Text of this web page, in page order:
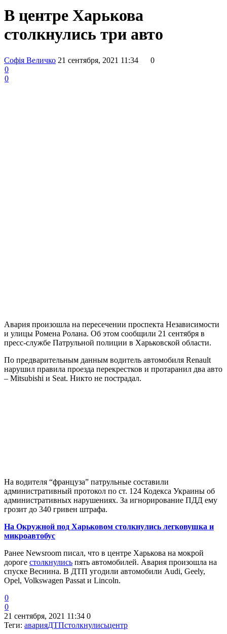
В центре Харькова
столкнулись три авто
Софія Величко 21 сентября, 2021 11:34
0
0
0
Авария произошла на пересечении проспекта Независимости
и улицы Ромена Ролана. Об этом сообщили 21 сентября в
пресс-службе Патрульной полиции в Харьковской области.
По предварительным данным водитель автомобиля Renault
нарушил правила проезда перекрестков и протаранил два авто
– Mitsubishi и Seat. Никто не пострадал.
На водителя “француза” патрульные составили
административный протокол по ст. 124 Кодекса Украины об
административных нарушениях. За игнорирование ПДД ему
грозит до 340 гривен штрафа.
На Окружной под Харьковом столкнулись легковушка и
микроавтобус
Ранее Newsroom писал, что в центре Харькова на мокрой
дороге столкнулись пять автомобилей. Авария произошла на
спуске Веснина. В ДТП угодили автомобили Audi, Geely,
Opel, Volkswagen Passat и Lincoln.
0
0
21 сентября, 2021 11:34 0
Теги: аварияДТПстолкнулисьцентр